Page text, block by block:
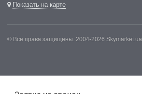
Показать на карте
© Все права защищены. 2004-2026 Skymarket.ua